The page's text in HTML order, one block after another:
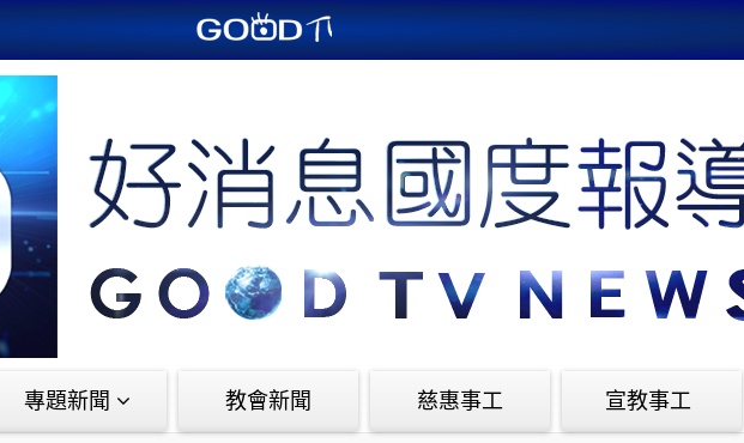
GOODTV+
專題新聞 教會新聞 慈惠事工 宣教事工